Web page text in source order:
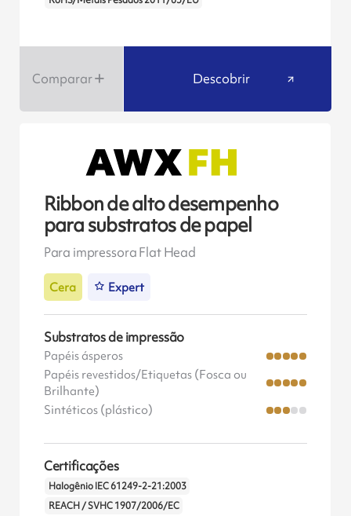
Comparar Descobrir
Ribbon de alto desempenho
para substratos de papel
Para impressora Flat Head
Cera Expert
Substratos de impressão
Papéis ásperos
Papéis revestidos/Etiquetas (Fosca ou
Brilhante)
Sintéticos (plástico)
Certificações
Halogênio IEC 61249-2-21:2003
REACH / SVHC 1907/2006/EC